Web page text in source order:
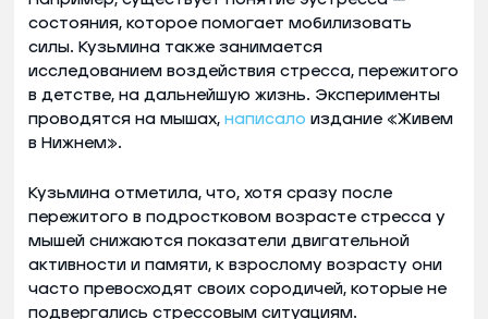
состояния, которое помогает мобилизовать
силы. Кузьмина также занимается
исследованием воздействия стресса, пережитого
в детстве, на дальнейшую жизнь. Эксперименты
проводятся на мышах, написало издание «Живем
в Нижнем».
Кузьмина отметила, что, хотя сразу после
пережитого в подростковом возрасте стресса у
мышей снижаются показатели двигательной
активности и памяти, к взрослому возрасту они
часто превосходят своих сородичей, которые не
подвергались стрессовым ситуациям.